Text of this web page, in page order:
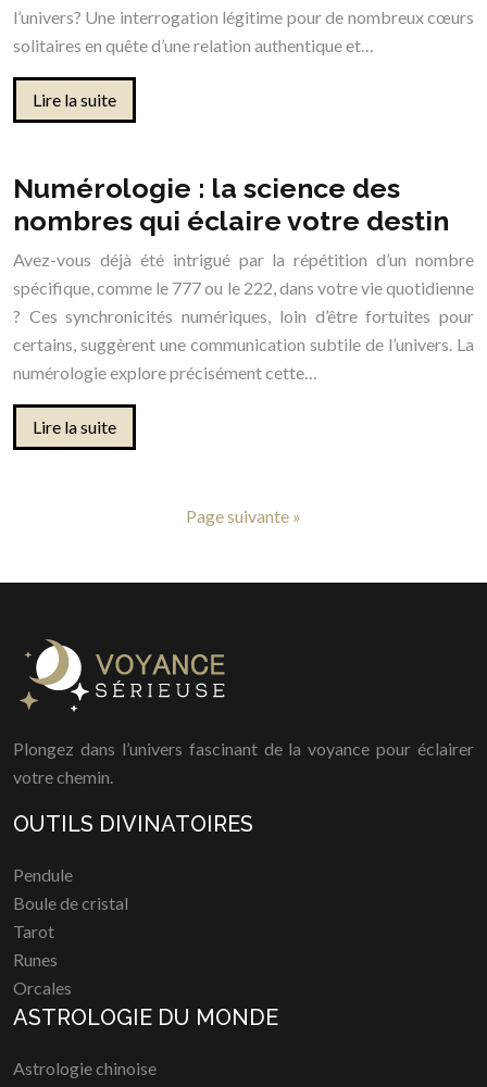
l’univers? Une interrogation légitime pour de nombreux cœurs
solitaires en quête d’une relation authentique et…
Lire la suite
Numérologie : la science des
nombres qui éclaire votre destin
Avez-vous déjà été intrigué par la répétition d’un nombre
spécifique, comme le 777 ou le 222, dans votre vie quotidienne
? Ces synchronicités numériques, loin d’être fortuites pour
certains, suggèrent une communication subtile de l’univers. La
numérologie explore précisément cette…
Lire la suite
Page suivante »
Plongez dans l’univers fascinant de la voyance pour éclairer
votre chemin.
OUTILS DIVINATOIRES
Pendule
Boule de cristal
Tarot
Runes
Orcales
ASTROLOGIE DU MONDE
Astrologie chinoise